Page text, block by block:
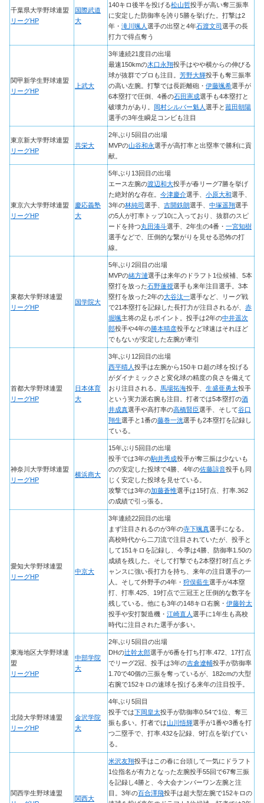
千葉県大学野球連盟
リーグHP
国際武道
大
140キロ後半を投げる松山哲投手が高い奪三振率
に安定した防御率を誇り5勝を挙げた。打撃は2
年・ 滝川颯人 選手の出塁と4年石渡文司選手の長
打力で得点奪う
関甲新学生野球連盟
リーグHP
上武大
3年連続21度目の出場
最速150kmの木口永翔投手はやや横からの伸びる
球が抜群でプロも注目。 芳野大輝投手も奪三振率
の高い左腕。打撃では長距離砲・ 伊藤颯希選手が
6本塁打で圧倒、4番の石田憲成選手も4本塁打と
破壊力があり。 岡村シルバー魁人 選手と菰田朝陽
選手の3年生瞬足コンビも注目
東京新大学野球連盟
リーグHP
共栄大
2年ぶり5回目の出場
MVPの山谷和永選手が高打率と出塁率で勝利に貢
献。
東京六大学野球連盟
リーグHP
慶応義塾
大
5年ぶり13回目の出場
エース左腕の渡辺和大投手が春リーグ7勝を挙げ
た絶対的な存在。 今津慶介選手、 小原大和選手、
3年の林純司選手、 吉開鉄朗選手、 中塚遥翔選手
の5人が打率トップ10に入っており、抜群のスピ
ードを持つ丸田湊斗選手、2年生の4番・ 一宮知樹
選手などで、圧倒的な繋がりを見せる恐怖の打
線。
東都大学野球連盟
リーグHP
国学院大
5年ぶり2回目の出場
MVPの緒方漣選手は来年のドラフト1位候補、5本
塁打を放った石野蓮授選手も来年注目選手。3本
塁打を放った2年の大谷汰一選手など、リーグ戦
で21本塁打を記録した長打力が注目されるが、 赤
堀颯主将の足もポイント。投手は2年の中井遥次
郎投手や4年の勝本晴彦投手など球速はそれほど
でもないが安定した左腕が牽引
首都大学野球連盟
リーグHP
日本体育
大
3年ぶり12回目の出場
西平晴人 投手は左腕から150キロ超の球を投げる
がダイナミックさと変化球の精度の良さを備えて
おり注目される。 馬場拓海投手、 生盛亜勇太投手
という実力派右腕も注目。打者では5本塁打の酒
井成真選手や高打率の高橋賢臣選手、そして谷口
翔生選手と1番の藤巻一洸選手も2本塁打を記録し
ている。
神奈川大学野球連盟
リーグHP
横浜商大
15年ぶり5回目の出場
投手では3年の駒井秀成投手が奪三振は少ないも
のの安定した投球で4勝、4年の佐藤諒音投手も同
じく安定した投球を見せている。
攻撃では3年の加藤蒼惟選手は15打点、打率.362
の成績で引っ張る。
愛知大学野球連盟
リーグHP
中京大
3年連続22回目の出場
まず注目されるのが3年の寺下颯真選手になる。
高校時代から二刀流で注目されていたが、投手と
して151キロを記録し、今季は4勝、防御率1.50の
成績を残した。そして打撃でも2本塁打8打点とチ
ャンスに強い長打力を持ち、来年の注目選手の一
人。そして外野手の4年・ 狩俣藍生選手が4本塁
打、打率.425、19打点で三冠王と圧倒的な数字を
残している。他にも3年の148キロ右腕・ 伊藤幹太
投手や安打製造機・ 江崎直人 選手に1年生も高校
時代に注目された選手が多い。
東海地区大学野球連
盟
リーグHP
中部学院
大
2年ぶり5回目の出場
DHの辻幹太郎選手が6番を打ち打率.472、17打点
でリーグ2冠、投手は3年の吉倉遼輔投手が防御率
1.70で40個の三振を奪っているが、182cmの大型
右腕で152キロの速球を投げる来年の注目投手。
北陸大学野球連盟
リーグHP
金沢学院
大
4年ぶり5回目
投手では下岡皇太投手が防御率0.54で1位、奪三
振も多い。打者では山川悟輝選手が1番や3番を打
つ二塁手で、打率.432を記録、9打点を挙げてい
る。
関西学生野球連盟
関西大
米沢友翔投手はこの春に台頭して一気にドラフト
1位指名が有力となった左腕投手55回で67奪三振
を記録し4勝と、今大会ナンバーワン左腕と注
目。3年の百合澤飛投手は超大型左腕で152キロの